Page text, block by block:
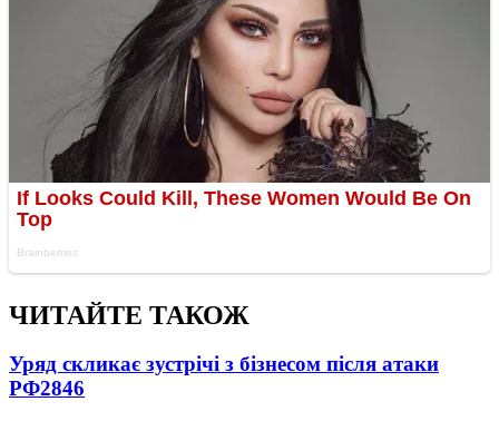
ЧИТАЙТЕ ТАКОЖ
Уряд скликає зустрічі з бізнесом після атаки
РФ2846